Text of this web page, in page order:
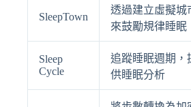
SleepTown
透過建立虛擬城
來鼓勵規律睡眠
Sleep
Cycle
追蹤睡眠週期，
供睡眠分析